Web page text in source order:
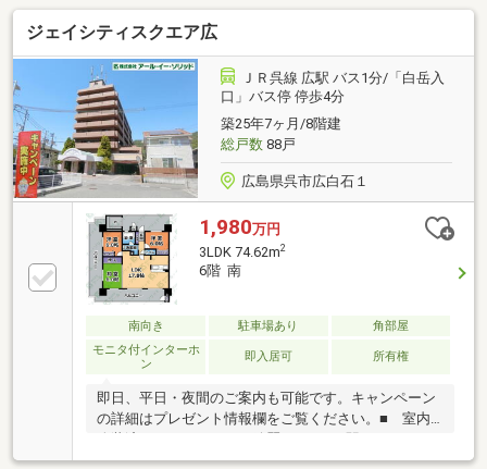
来場メリット・物件を見て触れる事で暮らしのイメー
ジが上がります・WEBよりもリアルな資金シミュレー
ションが可能です・未完成でも類似の完成物件があれ
ばご案内可能です赤い「見学可能」ボタンから、ご希
望の日時にご予約ください。
ジェイシティスクエア広
ＪＲ呉線 広駅 バス1分/「白岳入
口」バス停 停歩4分
築25年7ヶ月/8階建
総戸数88戸
広島県呉市広白石１
1,980万円
3LDK 74.62m2
6階 南
南向き 駐車場あり
角部屋
モニタ付インターホ
ン
即入居可 所有権
即日、平日・夜間のご案内も可能です。キャンペーン
の詳細はプレゼント情報欄をご覧ください。■ 室内
改装済みなので、とても綺麗です！■ 駅・スーパ
ー・コンビニ等、利便施設が近いので、なにかと便利